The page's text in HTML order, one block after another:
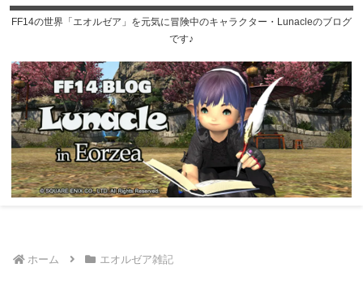
FF14の世界「エオルゼア」を元気に冒険中のキャラクター・Lunacleのブログ
です♪
ホーム エオルゼア雑記